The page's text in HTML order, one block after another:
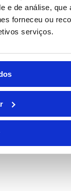
e de análise, que
forneceu ou
serviços.
de